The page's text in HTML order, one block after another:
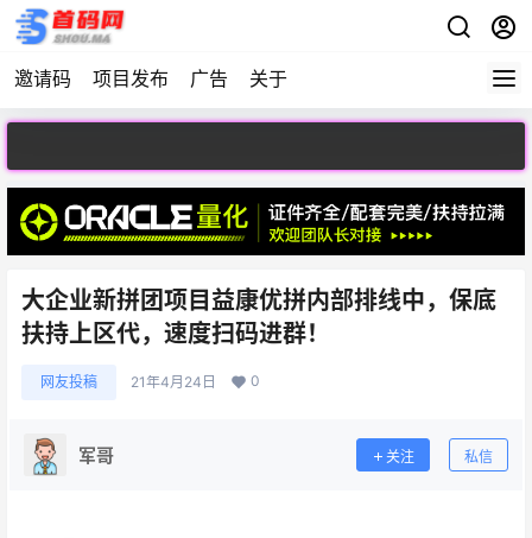
邀请码 项目发布 广告 关于
大企业新拼团项目益康优拼内部排线中，保底
扶持上区代，速度扫码进群！
网友投稿 21年4月24日 0
军哥 关注 私信